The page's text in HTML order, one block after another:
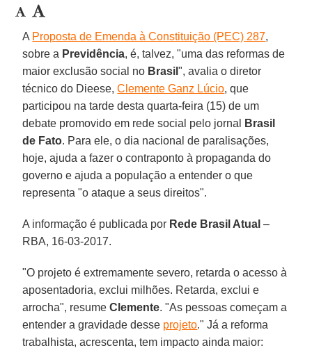
A Proposta de Emenda à Constituição (PEC) 287,
sobre a Previdência, é, talvez, "uma das reformas de
maior exclusão social no Brasil", avalia o diretor
técnico do Dieese,Clemente Ganz Lúcio, que
participou na tarde desta quarta-feira (15) de um
debate promovido em rede social pelo jornal
Brasil
de Fato. Para ele, o dia nacional de paralisações,
hoje, ajuda a fazer o contraponto à propaganda do
governo e ajuda a população a entender o que
representa "o ataque a seus direitos".
A informação é publicada por Rede Brasil Atual –
RBA, 16-03-2017.
"O projeto é extremamente severo, retarda o acesso à
aposentadoria, exclui milhões. Retarda, exclui e
arrocha", resumeClemente. "As pessoas começam a
entender a gravidade desse projeto." Já a reforma
trabalhista, acrescenta, tem impacto ainda maior: